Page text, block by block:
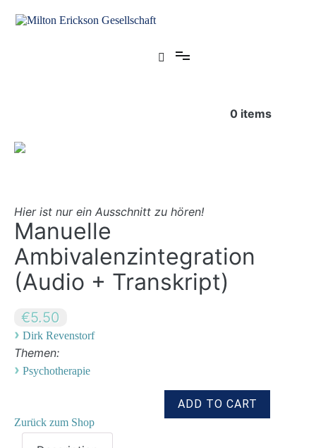
Inhalt
0 items
Hier ist nur ein Ausschnitt zu hören!
Manuelle
Ambivalenzintegration
(Audio + Transkript)
€5.50
› Dirk Revenstorf
Themen:
› Psychotherapie
Zurück zum Shop